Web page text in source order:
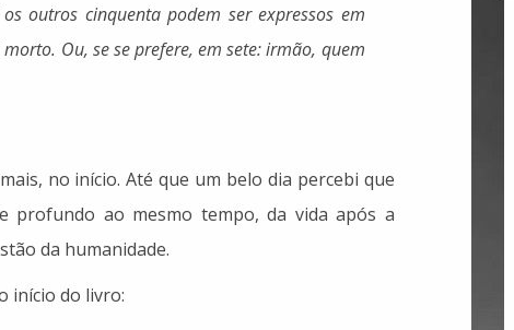
outros cinquenta podem ser expressos em
Ou, se se prefere, em sete: irmão, quem
no início. Até que um belo dia percebi que
profundo ao mesmo tempo, da vida após a
da humanidade.
início do livro: